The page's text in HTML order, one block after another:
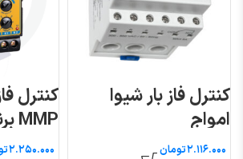
کنترل فاز بار شیوا
امواج
تومان
کنترل
MMP برنا الکترونیک